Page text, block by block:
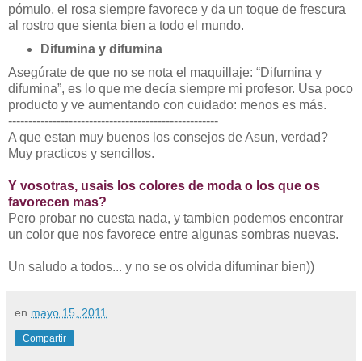
pómulo, el rosa siempre favorece y da un toque de frescura
al rostro que sienta bien a todo el mundo.
Difumina y difumina
Asegúrate de que no se nota el maquillaje: “Difumina y
difumina”, es lo que me decía siempre mi profesor. Usa poco
producto y ve aumentando con cuidado: menos es más.
----------------------------------------------------
A que estan muy buenos los consejos de Asun, verdad?
Muy practicos y sencillos.
Y vosotras, usais los colores de moda o los que os
favorecen mas?
Pero probar no cuesta nada, y tambien podemos encontrar
un color que nos favorece entre algunas sombras nuevas.
Un saludo a todos... y no se os olvida difuminar bien))
en mayo 15, 2011
Compartir